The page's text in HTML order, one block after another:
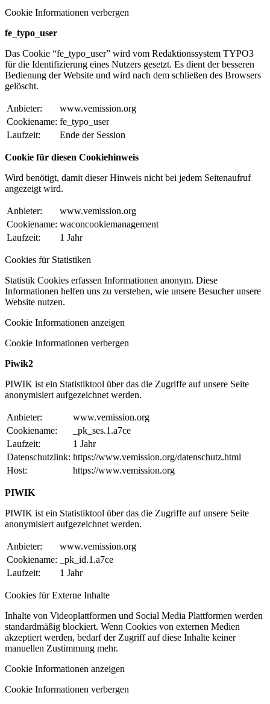
Cookie Informationen verbergen
fe_typo_user
Das Cookie “fe_typo_user” wird vom Redaktionssystem TYPO3
für die Identifizierung eines Nutzers gesetzt. Es dient der besseren
Bedienung der Website und wird nach dem schließen des Browsers
gelöscht.
Anbieter:
www.vemission.org
Cookiename: fe_typo_user
Laufzeit:
Ende der Session
Cookie für diesen Cookiehinweis
Wird benötigt, damit dieser Hinweis nicht bei jedem Seitenaufruf
angezeigt wird.
Anbieter:
www.vemission.org
Cookiename: waconcookiemanagement
Laufzeit:
1 Jahr
Cookies für Statistiken
Statistik Cookies erfassen Informationen anonym. Diese
Informationen helfen uns zu verstehen, wie unsere Besucher unsere
Website nutzen.
Cookie Informationen anzeigen
Cookie Informationen verbergen
Piwik2
PIWIK ist ein Statistiktool über das die Zugriffe auf unsere Seite
anonymisiert aufgezeichnet werden.
Anbieter:
www.vemission.org
Cookiename:
_pk_ses.1.a7ce
Laufzeit:
1 Jahr
Datenschutzlink: https://www.vemission.org/datenschutz.html
Host:
https://www.vemission.org
PIWIK
PIWIK ist ein Statistiktool über das die Zugriffe auf unsere Seite
anonymisiert aufgezeichnet werden.
Anbieter:
www.vemission.org
Cookiename:
_pk_id.1.a7ce
Laufzeit:
1 Jahr
Cookies für Externe Inhalte
Inhalte von Videoplattformen und Social Media Plattformen werden
standardmäßig blockiert. Wenn Cookies von externen Medien
akzeptiert werden, bedarf der Zugriff auf diese Inhalte keiner
manuellen Zustimmung mehr.
Cookie Informationen anzeigen
Cookie Informationen verbergen